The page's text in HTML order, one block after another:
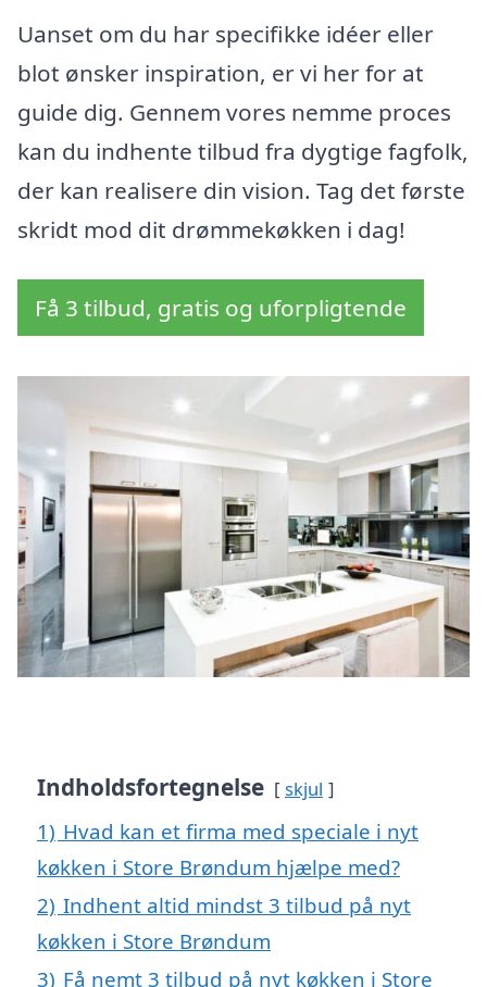
Uanset om du har specifikke idéer eller
blot ønsker inspiration, er vi her for at
guide dig. Gennem vores nemme proces
kan du indhente tilbud fra dygtige fagfolk,
der kan realisere din vision. Tag det første
skridt mod dit drømmekøkken i dag!
Få 3 tilbud, gratis og uforpligtende
Indholdsfortegnelse skjul
1) Hvad kan et firma med speciale i nyt
køkken i Store Brøndum hjælpe med?
2) Indhent altid mindst 3 tilbud på nyt
køkken i Store Brøndum
3) Få nemt 3 tilbud på nyt køkken i Store